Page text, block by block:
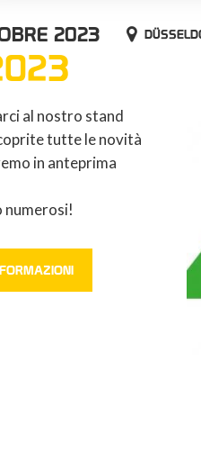
2023
al nostro stand
tutte le novità
in anteprima
numerosi!